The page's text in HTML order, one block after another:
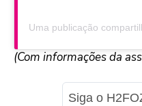
(Com informações da
Siga o